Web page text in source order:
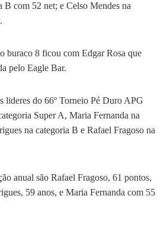
B com 52 net; e Celso Mendes na
buraco 8 ficou com Edgar Rosa que
pelo Eagle Bar.
lideres do 66º Torneio Pé Duro APG
Super A, Maria Fernanda na
na categoria B e Rafael Fragoso na
anual são Rafael Fragoso, 61 pontos,
59 anos, e Maria Fernanda com 55